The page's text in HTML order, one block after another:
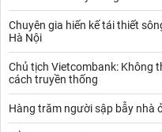
Chuyên gia hiến kế tái thiết
Hà Nội
Chủ tịch Vietcombank: Không
cách truyền thống
Hàng trăm người sập bẫy nhà